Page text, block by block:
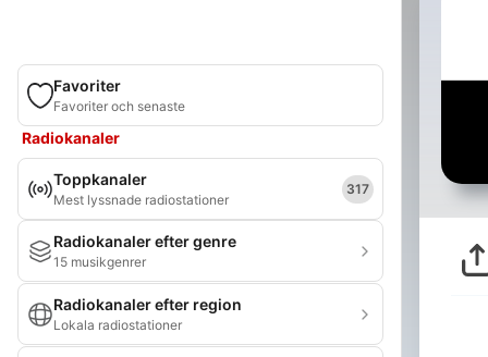
Favoriter
Favoriter och senaste
Radiokanaler
Toppkanaler
Mest lyssnade radiostationer
317
Radiokanaler efter genre
15 musikgenrer
Radiokanaler efter region
Lokala radiostationer